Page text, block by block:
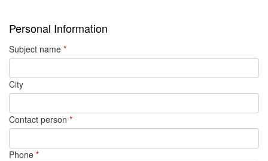
Personal Information
Subject name *
City
Contact person *
Phone *